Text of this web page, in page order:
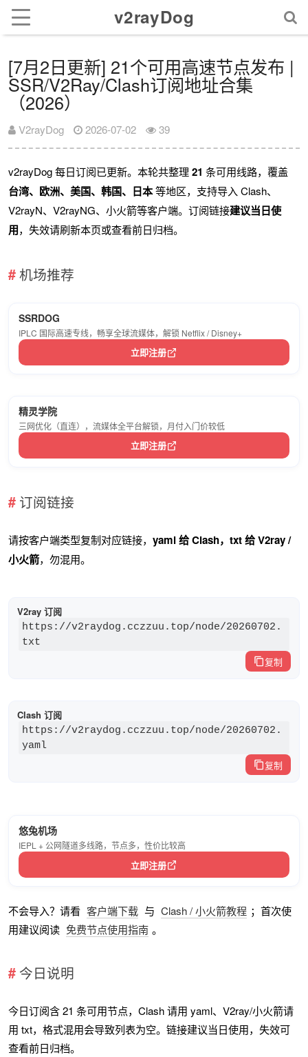
v2rayDog
[7月2日更新] 21个可用高速节点发布 |
SSR/V2Ray/Clash订阅地址合集
（2026）
V2rayDog 2026-07-02 39
v2rayDog 每日订阅已更新。本轮共整理21 条可用线路，覆盖
台湾、欧洲、美国、韩国、日本等地区，支持导入 Clash、
V2rayN、V2rayNG、小火箭等客户端。订阅链接建议当日使
用，失效请刷新本页或查看前日归档。
机场推荐
SSRDOG
IPLC 国际高速专线，畅享全球流媒体，解锁 Netflix / Disney+
立即注册
精灵学院
三网优化（直连），流媒体全平台解锁，月付入门价较低
立即注册
订阅链接
请按客户端类型复制对应链接，yaml 给 Clash，txt 给 V2ray /
小火箭，勿混用。
V2ray 订阅
https://v2raydog.cczzuu.top/node/20260702.
txt
复制
Clash 订阅
https://v2raydog.cczzuu.top/node/20260702.
yaml
复制
悠兔机场
IEPL + 公网隧道多线路，节点多，性价比较高
立即注册
不会导入？请看 客户端下载 与 Clash / 小火箭教程 ；首次使
用建议阅读 免费节点使用指南 。
今日说明
今日订阅含 21 条可用节点，Clash 请用 yaml、V2ray/小火箭请
用 txt，格式混用会导致列表为空。链接建议当日使用，失效可
查看前日归档。